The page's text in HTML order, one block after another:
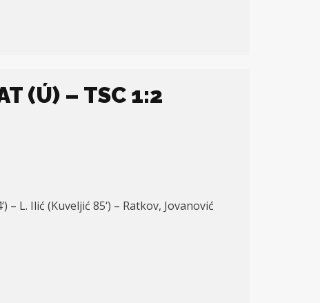
(Ú) – TSC 1:2
‘) – L. Ilić (Kuveljić 85‘) – Ratkov, Jovanović